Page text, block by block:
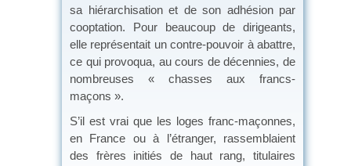
sa hiérarchisation et de son adhésion par
cooptation. Pour beaucoup de dirigeants,
elle représentait un contre-pouvoir à abattre,
ce qui provoqua, au cours de décennies, de
nombreuses « chasses aux francs-
maçons ».
S’il est vrai que les loges franc-maçonnes,
en France ou à l’étranger, rassemblaient
des frères initiés de haut rang, titulaires